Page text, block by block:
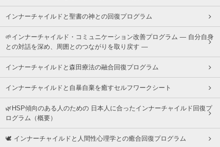
インナーチャイルドと聖書の神との回復プログラム
🌱インナーチャイルド・コミュニケーション改善プログラム ― 自分自身
との対話を深め、周囲とのつながりを取り戻す ―
インナーチャイルドと森田療法の融合回復プログラム
インナーチャイルドと自暴自棄を癒すセルフワークシート
🌿HSP傾向のある人のための 日本人に合ったインナーチャイルド回復プ
ログラム（概要）
🕊 インナーチャイルドと人間性心理学との癒合回復プログラム